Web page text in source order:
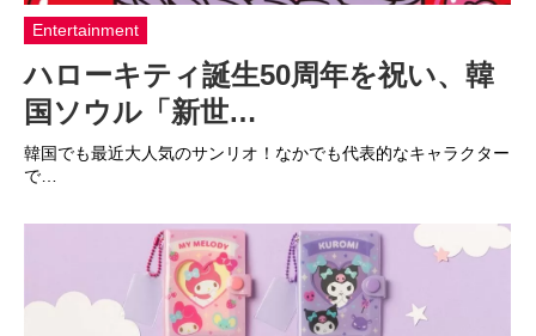
Entertainment
ハローキティ誕生50周年を祝い、韓
国ソウル「新世…
韓国でも最近大人気のサンリオ！なかでも代表的なキャラクター
で…